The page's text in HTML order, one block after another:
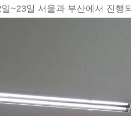
~23일 서울과 부산에서 진행